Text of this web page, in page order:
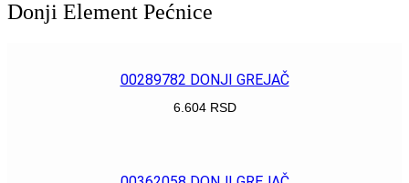
Donji Element Pećnice
00289782 DONJI GREJAČ
6.604 RSD